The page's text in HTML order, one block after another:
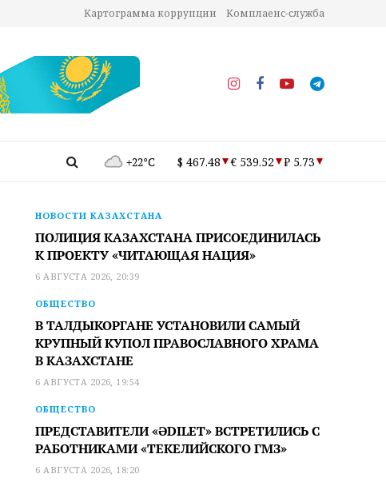
Картограмма коррупции Комплаенс-служба
+22°C $ 467.48 € 539.52 ₽ 5.73
НОВОСТИ КАЗАХСТАНА
ПОЛИЦИЯ КАЗАХСТАНА ПРИСОЕДИНИЛАСЬ
К ПРОЕКТУ «ЧИТАЮЩАЯ НАЦИЯ»
6 АВГУСТА 2026, 20:39
ОБЩЕСТВО
В ТАЛДЫКОРГАНЕ УСТАНОВИЛИ САМЫЙ
КРУПНЫЙ КУПОЛ ПРАВОСЛАВНОГО ХРАМА
В КАЗАХСТАНЕ
6 АВГУСТА 2026, 19:54
ОБЩЕСТВО
ПРЕДСТАВИТЕЛИ «ӘDILET» ВСТРЕТИЛИСЬ С
РАБОТНИКАМИ «ТЕКЕЛИЙСКОГО ГМЗ»
6 АВГУСТА 2026, 18:20